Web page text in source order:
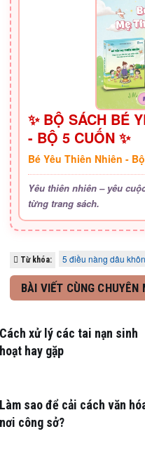
✨ BỘ SÁCH BÉ
- BỘ 5 CUỐN ✨
Bé Yêu Thiên Nhiên -
Yêu thiên nhiên – yêu
từng trang sách.
Từ khóa: 5 điều nàng dâu
BÀI VIẾT CÙNG CHUYÊN
Cách xử lý các tai nạn sinh
hoạt hay gặp
Làm sao để cải cách văn
nơi công sở?